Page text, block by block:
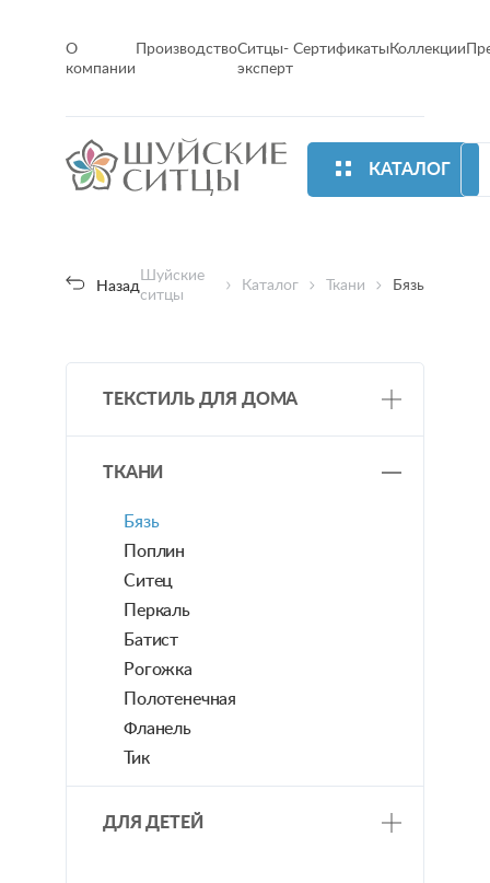
О
компании
ПроизводствоСитцы-
эксперт
СертификатыКоллекции
КАТАЛОГ
НазадШуйские
ситцы
Каталог Ткани Бязь
ТЕКСТИЛЬ ДЛЯ ДОМА
Одеяла/ подушки/ покрывала
ТКАНИ
Бязь
Поплин
Ситец
Перкаль
Батист
Рогожка
Полотенечная
Фланель
Тик
ДЛЯ ДЕТЕЙ